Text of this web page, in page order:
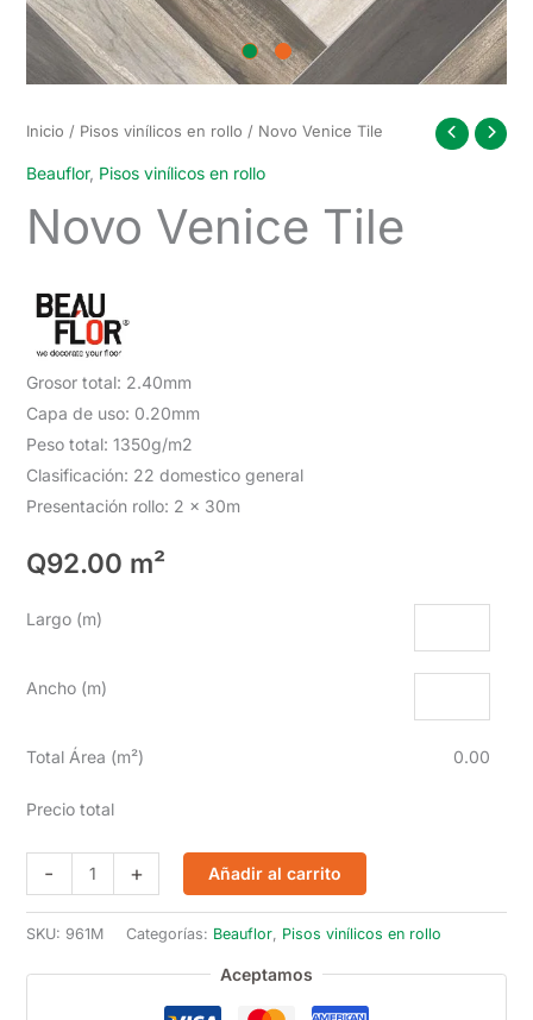
Inicio / Pisos vinílicos en rollo / Novo Venice Tile
Beauflor, Pisos vinílicos en rollo
Novo Venice Tile
Grosor total: 2.40mm
Capa de uso: 0.20mm
Peso total: 1350g/m2
Clasificación: 22 domestico general
Presentación rollo: 2 x 30m
Q92.00 m²
Largo (m)
Ancho (m)
Total Área (m²) 0.00
Precio total
-
Venice
Tile
+ Añadir al carrito
SKU: 961M Categorías: Beauflor, Pisos vinílicos en rollo
Aceptamos